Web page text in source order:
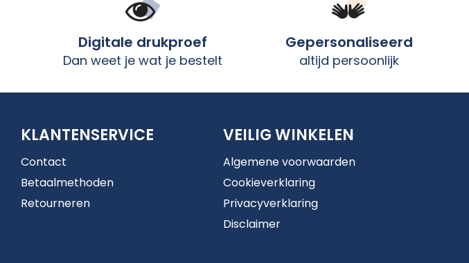
Digitale drukproef
Dan weet je wat je bestelt
Gepersonaliseerd
altijd persoonlijk
KLANTENSERVICE
Contact
Betaalmethoden
Retourneren
VEILIG WINKELEN
Algemene voorwaarden
Cookieverklaring
Privacyverklaring
Disclaimer